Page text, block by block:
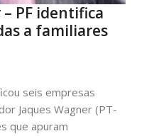
PF identifica
a familiares
seis empresas
Jaques Wagner (PT-
que apuram